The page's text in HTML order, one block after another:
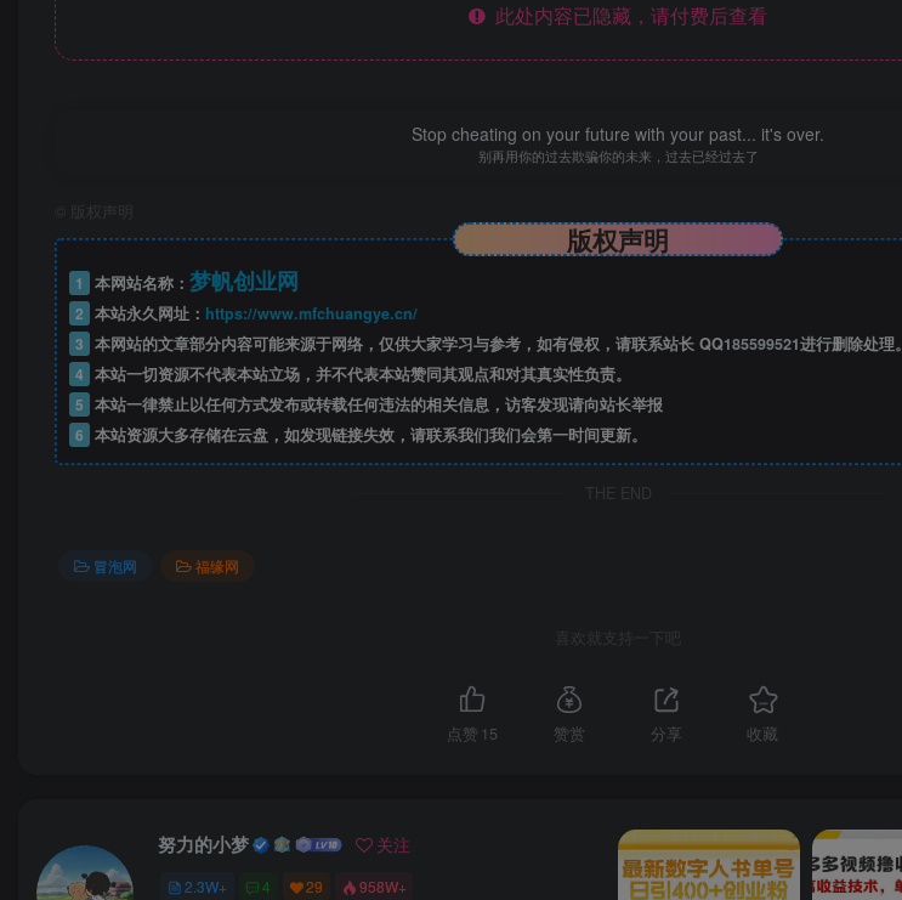
此处内容已隐藏，请付费后查看
Stop cheating on your future with your past... it's over.
别再用你的过去欺骗你的未来，过去已经过去了
版权声明
版权声明
1 本网站名称： 梦帆创业网
2 本站永久网址： https://www.mfchuangye.cn/
3 本网站的文章部分内容可能来源于网络，仅供大家学习与参考，如有侵权，请联系站长 QQ185599521进行删除处理。
4 本站一切资源不代表本站立场，并不代表本站赞同其观点和对其真实性负责。
5 本站一律禁止以任何方式发布或转载任何违法的相关信息，访客发现请向站长举报
6 本站资源大多存储在云盘，如发现链接失效，请联系我们我们会第一时间更新。
THE END
冒泡网 福缘网
喜欢就支持一下吧
点赞 15 赞赏 分享 收藏
努力的小梦 关注
2.3W+ 4 29 958W+